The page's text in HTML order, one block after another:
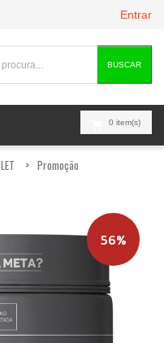
Entrar
BUSCAR
0 item(s)
Promoção
56%